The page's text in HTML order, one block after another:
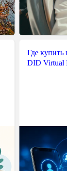
Где
DID Virtual